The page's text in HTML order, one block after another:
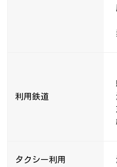
利用鉄道
タクシー利用